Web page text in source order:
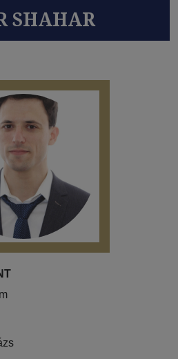
SHAHAR